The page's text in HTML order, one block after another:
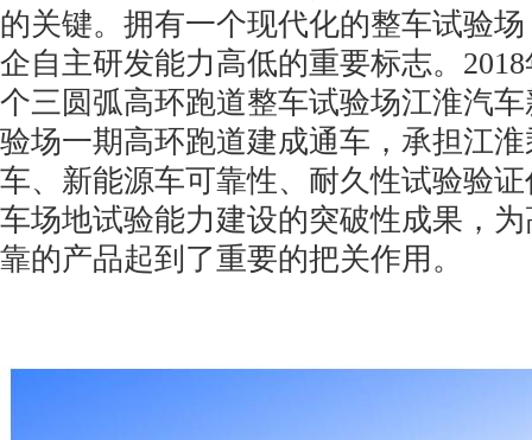
的关键。拥有一个现代化的整车试验
企自主研发能力高低的重要标志。
个三圆弧高环跑道整车试验场江淮汽
验场一期高环跑道建成通车，承担江
车、新能源车可靠性、耐久性试验验
车场地试验能力建设的突破性成果，
靠的产品起到了重要的把关作用。